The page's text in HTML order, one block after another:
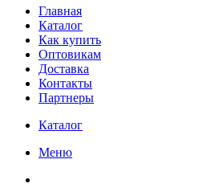
Главная
Каталог
Как купить
Оптовикам
Доставка
Контакты
Партнеры
Каталог
Меню